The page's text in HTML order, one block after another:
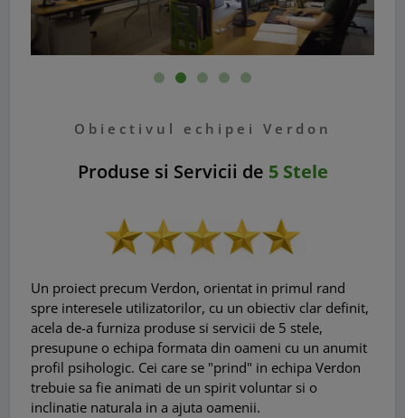
Obiectivul echipei Verdon
Produse si Servicii de 5 Stele
Un proiect precum Verdon, orientat in primul rand
spre interesele utilizatorilor, cu un obiectiv clar definit,
acela de-a furniza produse si servicii de 5 stele,
presupune o echipa formata din oameni cu un anumit
profil psihologic. Cei care se "prind" in echipa Verdon
trebuie sa fie animati de un spirit voluntar si o
inclinatie naturala in a ajuta oamenii.